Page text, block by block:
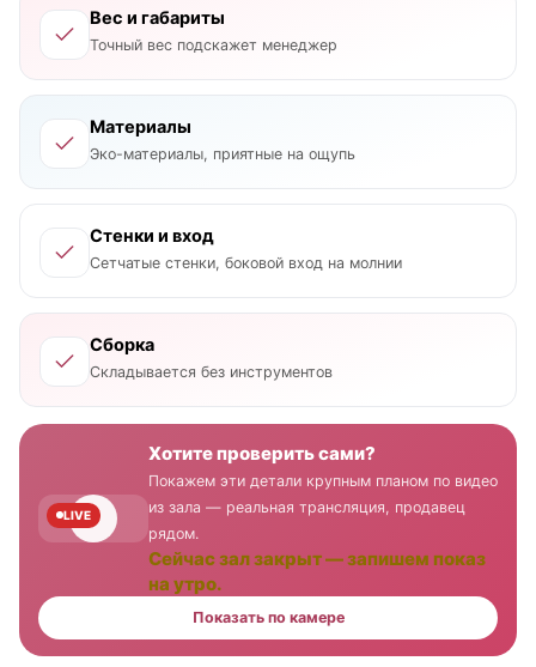
Вес и габариты
Точный вес подскажет менеджер
Материалы
Эко-материалы, приятные на ощупь
Стенки и вход
Сетчатые стенки, боковой вход на молнии
Сборка
Складывается без инструментов
LIVE
Хотите проверить сами?
Покажем эти детали крупным планом по видео
из зала — реальная трансляция, продавец
рядом.
Сейчас зал закрыт — запишем показ
на утро.
Показать по камере